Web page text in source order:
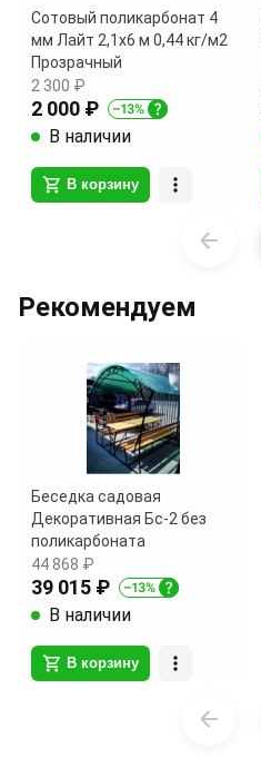
Рекомендуем
Беседка садовая
Декоративная Бс-2 без
поликарбоната
44 868 ₽
39 015 ₽
В наличии
В корзину
Сотовый поликарбонат 4
мм Лайт 2,1х6 м 0,44 кг/м2
Прозрачный
2 300 ₽
2 000 ₽
В наличии
В корзину
of
27